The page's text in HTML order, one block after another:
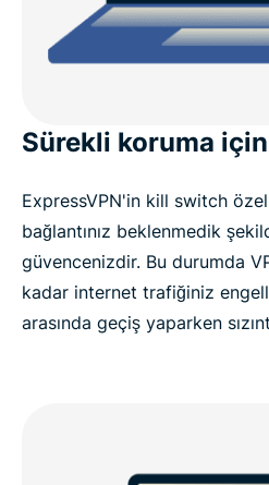
Sürekli koruma
ExpressVPN'in kill switch
bağlantınız beklenmedik
güvencenizdir. Bu durumda
kadar internet trafiğiniz
arasında geçiş yaparken